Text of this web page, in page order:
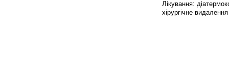
Лікування:
хірургічне